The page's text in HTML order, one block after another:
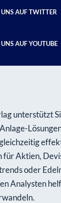
UNS AUF TWITTER
UNS AUF YOUTUBE
unterstützt
für Aktien,
oder
Analysten